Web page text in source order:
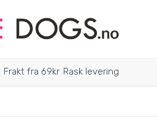
Frakt fra 69kr Rask levering